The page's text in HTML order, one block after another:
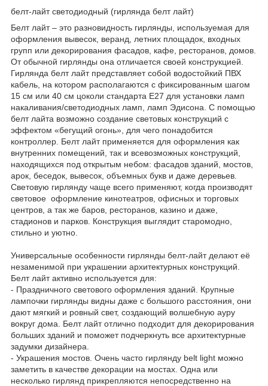
белт-лайт светодиодный (гирлянда белт лайт)
Белт лайт – это разновидность гирлянды, используемая для
оформления вывесок, веранд, летних площадок, входных
групп или декорирования фасадов, кафе, ресторанов, домов.
От обычной гирлянды она отличается своей конструкцией.
Гирлянда белт лайт представляет собой водостойкий ПВХ
кабель, на котором располагаются с фиксированным шагом
15 см или 40 см цоколи стандарта E27 для установки ламп
накаливания/светодиодных ламп, ламп Эдисона. С помощью
белт лайта возможно создание световых конструкций с
эффектом «бегущий огонь», для чего понадобится
контроллер. Белт лайт применяется для оформления как
внутренних помещений, так и всевозможных конструкций,
находящихся под открытым небом: фасадов зданий, мостов,
арок, беседок, вывесок, объемных букв и даже деревьев.
Световую гирлянду чаще всего применяют, когда производят
световое оформление кинотеатров, офисных и торговых
центров, а так же баров, ресторанов, казино и даже,
стадионов и парков. Конструкция выглядит старомодно,
стильно и уютно.
Универсальные особенности гирлянды белт-лайт делают её
незаменимой при украшении архитектурных конструкций.
Белт лайт активно используется для:
- Праздничного светового оформления зданий. Крупные
лампочки гирлянды видны даже с большого расстояния, они
дают мягкий и ровный свет, создающий волшебную ауру
вокруг дома. Белт лайт отлично подходит для декорирования
больших зданий и поможет подчеркнуть все архитектурные
задумки дизайнера.
- Украшения мостов. Очень часто гирлянду belt light можно
заметить в качестве декорации на мостах. Одна или
несколько гирлянд прикрепляются непосредственно на